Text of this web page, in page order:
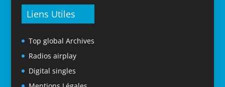
Liens Utiles
Top global Archives
Radios airplay
Digital singles